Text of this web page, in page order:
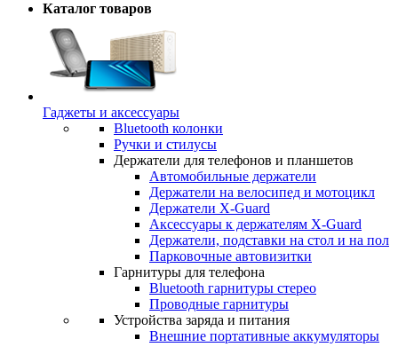
Каталог товаров
Гаджеты и аксессуары
Bluetooth колонки
Ручки и стилусы
Держатели для телефонов и планшетов
Автомобильные держатели
Держатели на велосипед и мотоцикл
Держатели X-Guard
Аксессуары к держателям X-Guard
Держатели, подставки на стол и на пол
Парковочные автовизитки
Гарнитуры для телефона
Bluetooth гарнитуры стерео
Проводные гарнитуры
Устройства заряда и питания
Внешние портативные аккумуляторы